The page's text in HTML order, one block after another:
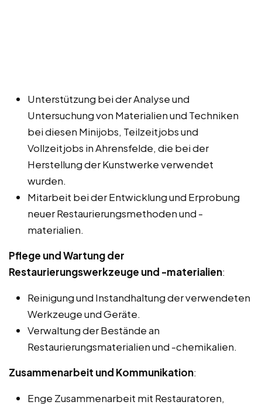
Unterstützung bei der Analyse und
Untersuchung von Materialien und Techniken
bei diesen Minijobs, Teilzeitjobs und
Vollzeitjobs in Ahrensfelde, die bei der
Herstellung der Kunstwerke verwendet
wurden.
Mitarbeit bei der Entwicklung und Erprobung
neuer Restaurierungsmethoden und -
materialien.
Pflege und Wartung der
Restaurierungswerkzeuge und -materialien:
Reinigung und Instandhaltung der verwendeten
Werkzeuge und Geräte.
Verwaltung der Bestände an
Restaurierungsmaterialien und -chemikalien.
Zusammenarbeit und Kommunikation:
Enge Zusammenarbeit mit Restauratoren,